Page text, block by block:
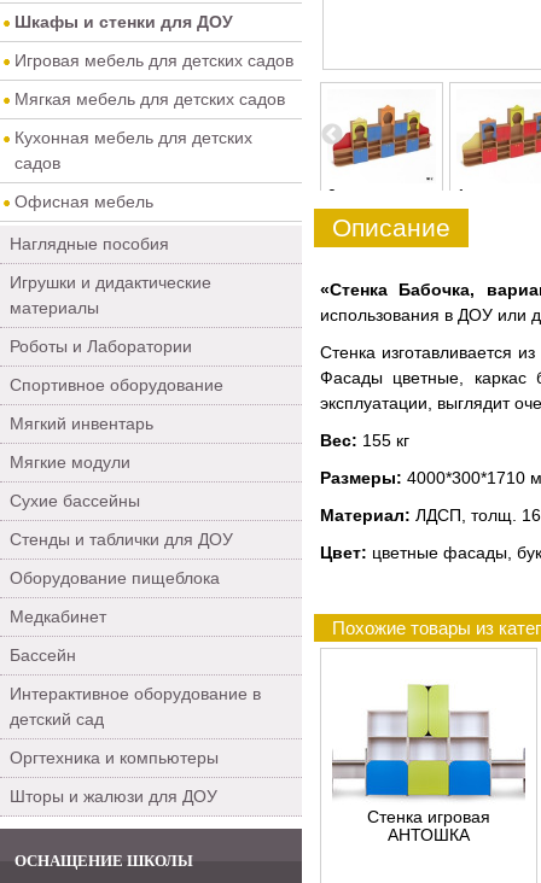
Шкафы и стенки для ДОУ
Игровая мебель для детских садов
Мягкая мебель для детских садов
Кухонная мебель для детских
садов
Офисная мебель
Наглядные пособия
Игрушки и дидактические
материалы
Роботы и Лаборатории
Спортивное оборудование
Мягкий инвентарь
Мягкие модули
Сухие бассейны
Стенды и таблички для ДОУ
Оборудование пищеблока
Медкабинет
Бассейн
Интерактивное оборудование в
детский сад
Оргтехника и компьютеры
Шторы и жалюзи для ДОУ
ОСНАЩЕНИЕ ШКОЛЫ
4 0 1
Описание
«Стенка Бабочка,
использования в ДОУ или
Стенка изготавливается
Фасады цветные, каркас
эксплуатации, выглядит
Вес: 155 кг
Размеры: 4000*300*1710
Материал: ЛДСП, толщ.
Цвет: цветные фасады,
Похожие товары из
Стенка игровая
АНТОШКА